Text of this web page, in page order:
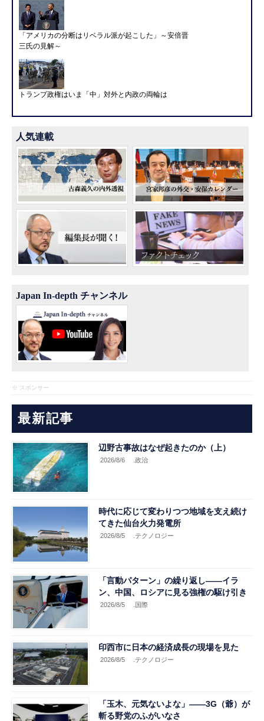
「アメリカの分断はリベラル派が起こした」～安倍晋
三氏の見解～
トランプ政権はいま「中」対外と内政の両輪は
人気連載
Japan In-depth チャンネル
※ スポンサー
最新記事
辺野古事故はなぜ起きたのか（上）
2026/8/6 .政治
時代に応じて変わりつつ地域を支え続け
てきた仙台火力発電所
2026/8/5 .テクノロジー
「言動パターン」の繰り返し――イラ
ン、中国、ロシアに見る強権の駆け引き
2026/8/5 .国際
印西市に日本の経済成長の現場を見た
2026/8/5 .テクノロジー
「玉木、元気ないよな」――3G（爺）が
斬る野党のふがいなさ